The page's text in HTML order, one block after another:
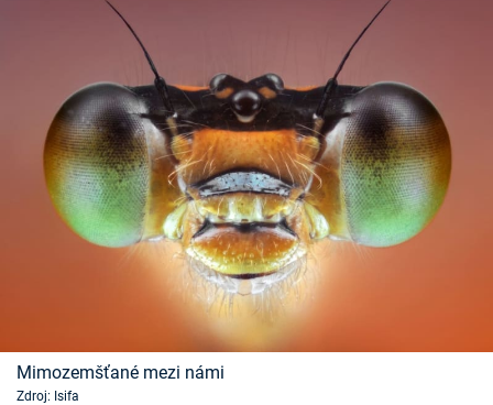
Mimozemšťané mezi námi
Zdroj: Isifa